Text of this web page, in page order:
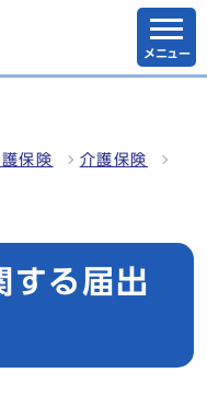
メニュー
保険 介護保険
する届出